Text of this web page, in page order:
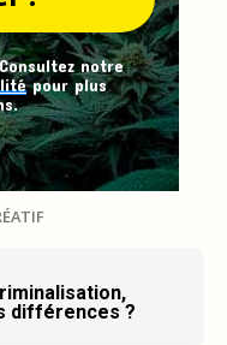
notre
pour plus
différences ?